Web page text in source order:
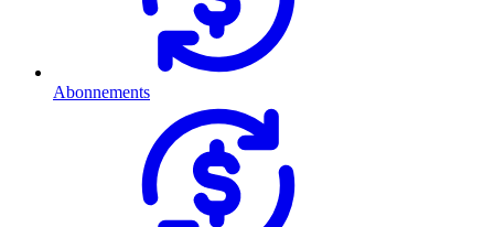
Abonnements